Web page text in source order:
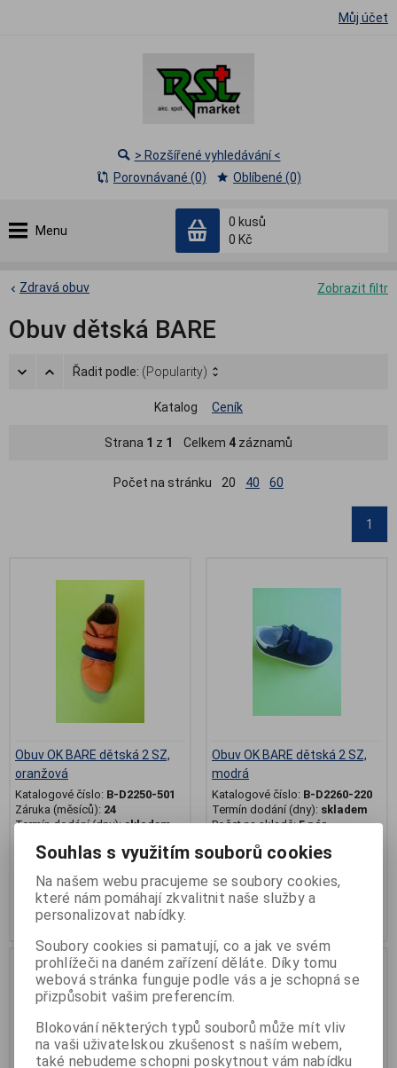
Můj účet
Menu
0 kusů
0 Kč
> Rozšířené vyhledávání <
Porovnávané (0)
Oblíbené (0)
Zobrazit filtr
Zdravá obuv
Obuv dětská BARE
Řadit podle: (Popularity)
Katalog Ceník
Strana 1 z 1 Celkem 4 záznamů
Počet na stránku 20 40 60
1
Obuv OK BARE dětská 2 SZ,
oranžová
Katalogové číslo: B-D2250-501
Záruka (měsíců): 24
Termín dodání (dny):skladem
dětská kotníková barefoot obuv
1 455 Kč
Přidat do košíku
Obuv OK BARE dětská 2 SZ,
modrá
Katalogové číslo: B-D2260-220
Termín dodání (dny): skladem
Počet na skladě:5 pár
dětská barefoot obuv
1 389 Kč
Souhlas s využitím souborů cookies
Na našem webu pracujeme se soubory cookies,
které nám pomáhají zkvalitnit naše služby a
personalizovat nabídky.
Soubory cookies si pamatují, co a jak ve svém
prohlížeči na daném zařízení děláte. Díky tomu
webová stránka funguje podle vás a je schopná se
přizpůsobit vašim preferencím.
Blokování některých typů souborů může mít vliv
na vaši uživatelskou zkušenost s naším webem,
také nebudeme schopni poskytnout vám nabídku